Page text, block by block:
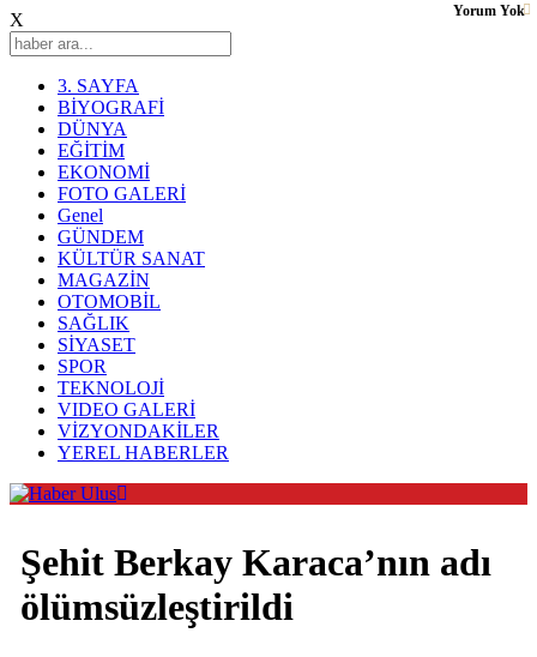
X
3. SAYFA
BİYOGRAFİ
DÜNYA
EĞİTİM
EKONOMİ
FOTO GALERİ
Genel
GÜNDEM
KÜLTÜR SANAT
MAGAZİN
OTOMOBİL
SAĞLIK
SİYASET
SPOR
TEKNOLOJİ
VIDEO GALERİ
VİZYONDAKİLER
YEREL HABERLER
Şehit Berkay Karaca’nın adı
ölümsüzleştirildi
Yorum Yok